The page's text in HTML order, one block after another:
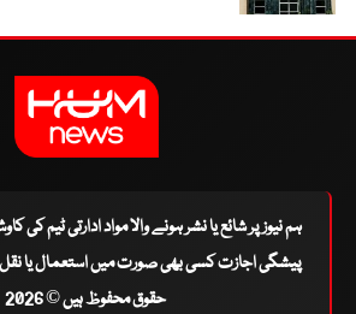
ہم نیوز پر شائع یا نشر ہونے والا مواد ادارتی ٹیم کی
پیشگی اجازت کسی بھی صورت میں استعمال یا نقل
حقوق محفوظ ہیں © 2026